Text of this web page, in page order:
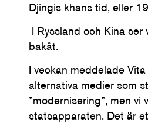
Djingis khans tid, eller
I Ryssland och Kina
bakåt.
I veckan meddelade
alternativa medier som
”modernisering”, men
statsapparaten. Det är